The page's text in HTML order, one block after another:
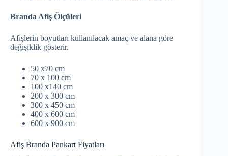
Branda Afiş Ölçüleri
Afişlerin boyutları kullanılacak amaç ve alana göre
değişiklik gösterir.
50 x70 cm
70 x 100 cm
100 x140 cm
200 x 300 cm
300 x 450 cm
400 x 600 cm
600 x 900 cm
Afiş Branda Pankart Fiyatları